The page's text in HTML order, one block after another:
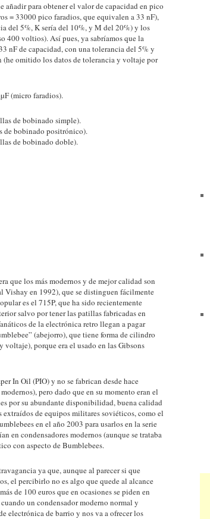
añadir para obtener el valor de capacidad en pico
= 33000 pico faradios, que equivalen a 33 nF),
del 5%, K sería del 10%, y M del 20%) y los
400 voltios). Así pues, ya sabríamos que la
nF de capacidad, con una tolerancia del 5% y
omitido los datos de tolerancia y voltaje por
(micro faradios).
de bobinado simple).
de bobinado positrónico).
de bobinado doble).
que los más modernos y de mejor calidad son
Vishay en 1992), que se distinguen fácilmente
es el 715P, que ha sido recientemente
salvo por tener las patillas fabricadas en
de la electrónica retro llegan a pagar
(abejorro), que tiene forma de cilindro
voltaje), porque era el usado en las Gibsons
In Oil (PIO) y no se fabrican desde hace
pero dado que en su momento eran el
por su abundante disponibilidad, buena calidad
de equipos militares soviéticos, como el
en el año 2003 para usarlos en la serie
en condensadores modernos (aunque se trataba
con aspecto de Bumblebees.
ya que, aunque al parecer si que
el percibirlo no es algo que quede al alcance
de 100 euros que en ocasiones se piden en
un condensador moderno normal y
electrónica de barrio y nos va a ofrecer los